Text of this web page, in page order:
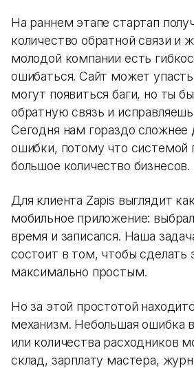
На раннем этапе стартап
количество обратной связи и
молодой компании есть
ошибаться. Сайт может
могут появиться баги, но ты
обратную связь и
Сегодня нам гораздо сложнее
ошибки, потому что системой
большое количество бизнесов.
Для клиента Zapis выглядит
мобильное приложение:
время и записался. Наша
состоит в том, чтобы сделать
максимально простым.
Но за этой простотой
механизм. Небольшая ошибка
или количества расходников
склад, зарплату мастера,